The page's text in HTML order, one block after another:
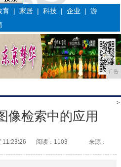
育 |家居 |科技 |企业 |游
广告
>
像检索中的应用
11:23:26 阅读：1103 来源：